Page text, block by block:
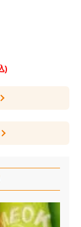
)